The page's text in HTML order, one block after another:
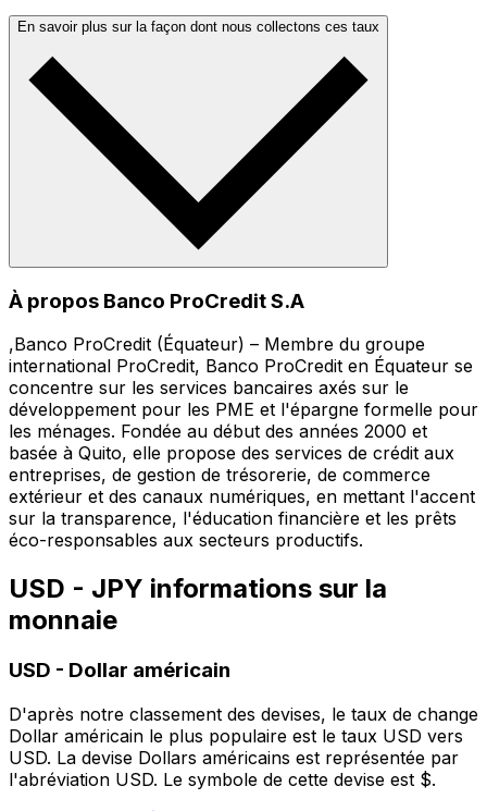
En savoir plus sur la façon dont nous collectons ces taux
À propos Banco ProCredit S.A
,Banco ProCredit (Équateur) – Membre du groupe
international ProCredit, Banco ProCredit en Équateur se
concentre sur les services bancaires axés sur le
développement pour les PME et l'épargne formelle pour
les ménages. Fondée au début des années 2000 et
basée à Quito, elle propose des services de crédit aux
entreprises, de gestion de trésorerie, de commerce
extérieur et des canaux numériques, en mettant l'accent
sur la transparence, l'éducation financière et les prêts
éco-responsables aux secteurs productifs.
USD - JPY informations sur la
monnaie
USD - Dollar américain
D'après notre classement des devises, le taux de change
Dollar américain le plus populaire est le taux USD vers
USD. La devise Dollars américains est représentée par
l'abréviation USD. Le symbole de cette devise est $.